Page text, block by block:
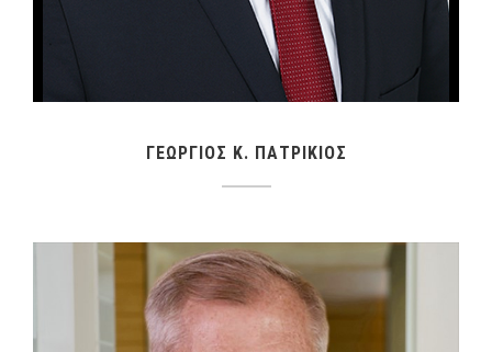
ΓΕΩΡΓΙΟΣ Κ. ΠΑΤΡΙΚΙΟΣ